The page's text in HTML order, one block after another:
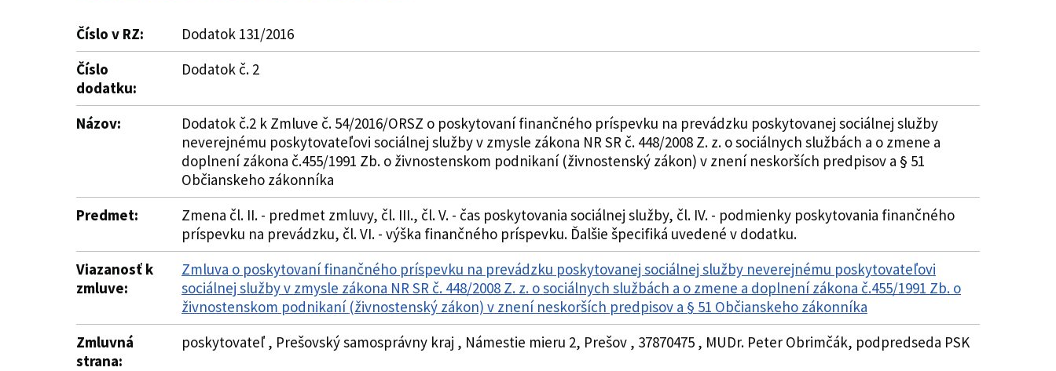
Číslo v RZ:
Dodatok 131/2016
Číslo
dodatku:
Dodatok č. 2
Názov:
Dodatok č.2 k Zmluve č. 54/2016/ORSZ o poskytovaní finančného príspevku na prevádzku poskytovanej sociálnej služby
neverejnému poskytovateľovi sociálnej služby v zmysle zákona NR SR č. 448/2008 Z. z. o sociálnych službách a o zmene a
doplnení zákona č.455/1991 Zb. o živnostenskom podnikaní (živnostenský zákon) v znení neskorších predpisov a § 51
Občianskeho zákonníka
Predmet:
Zmena čl. II. - predmet zmluvy, čl. III., čl. V. - čas poskytovania sociálnej služby, čl. IV. - podmienky poskytovania finančného
príspevku na prevádzku, čl. VI. - výška finančného príspevku. Ďalšie špecifiká uvedené v dodatku.
Viazanosť k
zmluve:
Zmluva o poskytovaní finančného príspevku na prevádzku poskytovanej sociálnej služby neverejnému poskytovateľovi
sociálnej služby v zmysle zákona NR SR č. 448/2008 Z. z. o sociálnych službách a o zmene a doplnení zákona č.455/1991 Zb. o
živnostenskom podnikaní (živnostenský zákon) v znení neskorších predpisov a § 51 Občianskeho zákonníka
Zmluvná
strana:
poskytovateľ , Prešovský samosprávny kraj , Námestie mieru 2, Prešov , 37870475 , MUDr. Peter Obrimčák, podpredseda PSK